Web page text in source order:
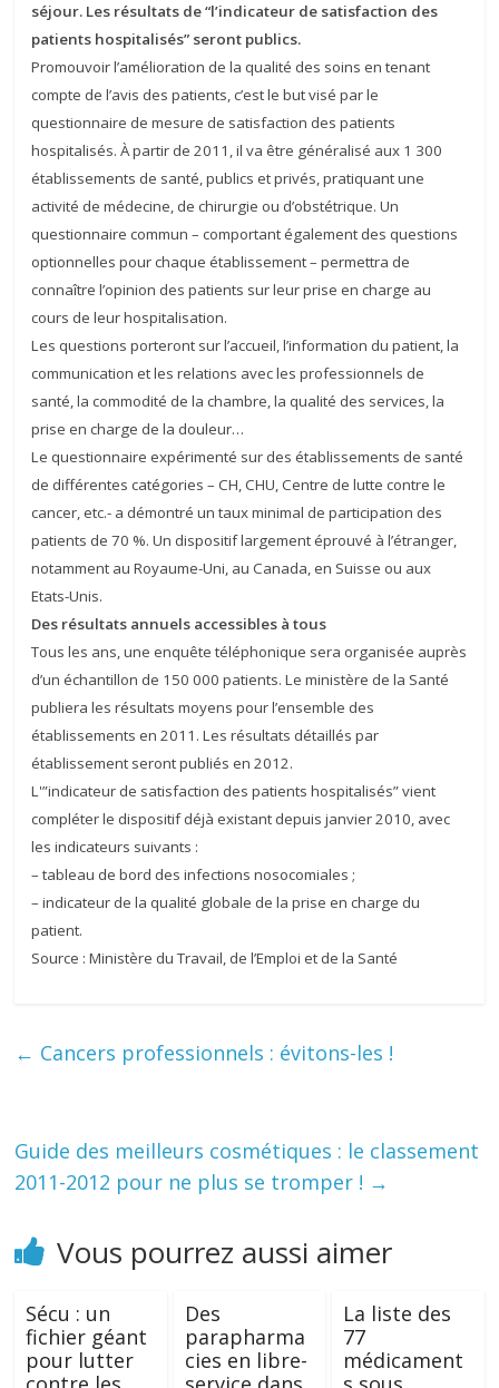
séjour. Les résultats de “l’indicateur de satisfaction des
patients hospitalisés” seront publics.
Promouvoir l’amélioration de la qualité des soins en tenant
compte de l’avis des patients, c’est le but visé par le
questionnaire de mesure de satisfaction des patients
hospitalisés. À partir de 2011, il va être généralisé aux 1 300
établissements de santé, publics et privés, pratiquant une
activité de médecine, de chirurgie ou d’obstétrique. Un
questionnaire commun – comportant également des questions
optionnelles pour chaque établissement – permettra de
connaître l’opinion des patients sur leur prise en charge au
cours de leur hospitalisation.
Les questions porteront sur l’accueil, l’information du patient, la
communication et les relations avec les professionnels de
santé, la commodité de la chambre, la qualité des services, la
prise en charge de la douleur…
Le questionnaire expérimenté sur des établissements de santé
de différentes catégories – CH, CHU, Centre de lutte contre le
cancer, etc.- a démontré un taux minimal de participation des
patients de 70 %. Un dispositif largement éprouvé à l’étranger,
notamment au Royaume-Uni, au Canada, en Suisse ou aux
Etats-Unis.
Des résultats annuels accessibles à tous
Tous les ans, une enquête téléphonique sera organisée auprès
d’un échantillon de 150 000 patients. Le ministère de la Santé
publiera les résultats moyens pour l’ensemble des
établissements en 2011. Les résultats détaillés par
établissement seront publiés en 2012.
L'”indicateur de satisfaction des patients hospitalisés” vient
compléter le dispositif déjà existant depuis janvier 2010, avec
les indicateurs suivants :
– tableau de bord des infections nosocomiales ;
– indicateur de la qualité globale de la prise en charge du
patient.
Source : Ministère du Travail, de l’Emploi et de la Santé
← Cancers professionnels : évitons-les !
Guide des meilleurs cosmétiques : le classement
2011-2012 pour ne plus se tromper ! →
Vous pourrez aussi aimer
Sécu : un
fichier géant
pour lutter
Des
parapharma
cies en libre-
La liste des
77
médicament